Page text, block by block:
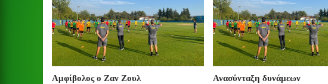
Αμφίβολος ο Ζαν Ζουλ Ανασύνταξη δυνάμεων